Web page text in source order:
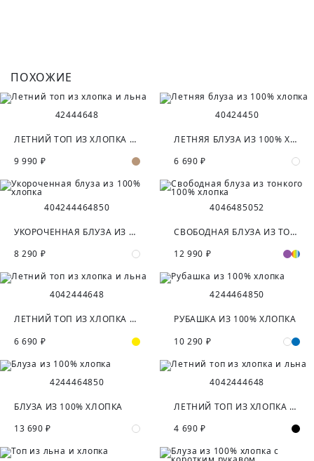
ПОХОЖИЕ
42444648
ЛЕТНИЙ ТОП ИЗ ХЛОПКА И ЛЬНА
9 990 ₽
40424450
ЛЕТНЯЯ БЛУЗА ИЗ 100% ХЛОПКА
6 690 ₽
404244464850
УКОРОЧЕННАЯ БЛУЗА ИЗ 100% ХЛОПКА
8 290 ₽
4046485052
СВОБОДНАЯ БЛУЗА ИЗ ТОНКОГО 100% ХЛОПКА
12 990 ₽
4042444648
ЛЕТНИЙ ТОП ИЗ ХЛОПКА И ЛЬНА
6 690 ₽
4244464850
РУБАШКА ИЗ 100% ХЛОПКА
10 290 ₽
4244464850
БЛУЗА ИЗ 100% ХЛОПКА
13 690 ₽
4042444648
ЛЕТНИЙ ТОП ИЗ ХЛОПКА И ЛЬНА
4 690 ₽